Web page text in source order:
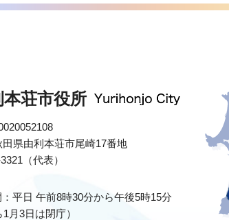
本荘市役所
県由利本荘市尾崎17番地
（代表）
平日 午前8時30分から午後5時15分
1月3日は閉庁）